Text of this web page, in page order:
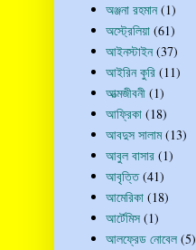
অঞ্জনা রহমান (1)
অস্ট্রেলিয়া (61)
আইনস্টাইন (37)
আইরিন কুরি (11)
আত্মজীবনী (1)
আফ্রিকা (18)
আবদুস সালাম (13)
আবুল বাসার (1)
আবৃত্তি (41)
আমেরিকা (18)
আর্টেমিস (1)
আলফ্রেড নোবেল (5)